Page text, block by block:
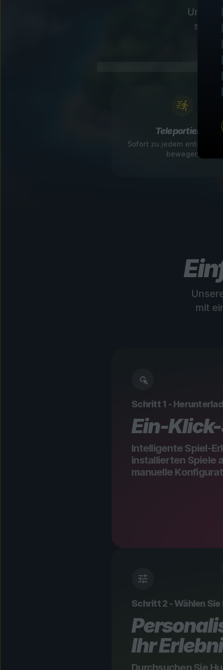
Teleportieren
Sofort zu jedem entdeckten
bewegen
mit
Schritt 1 -
Ein-
Intelligente Spiel-
installierten Spiele
manuelle
Schritt 2 - Wählen Sie
Ihr
Durchsuchen Sie